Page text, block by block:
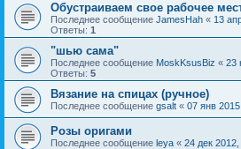
Обустраиваем свое рабочее
Последнее сообщение JamesHah « 13
Ответы: 1
"шью сама"
Последнее сообщение MoskKsusBiz « 23
Ответы: 5
Вязание на спицах (ручное)
Последнее сообщение gsalt « 07 янв
Розы оригами
Последнее сообщение leya « 24 дек